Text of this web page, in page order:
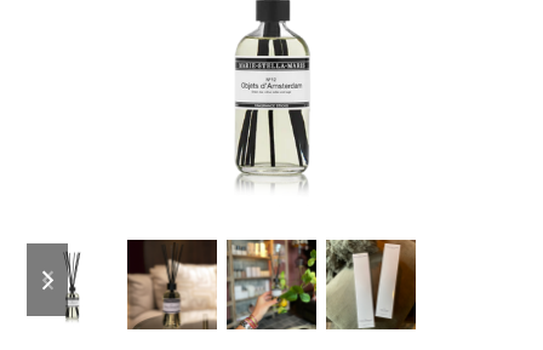
previous
slide
next
slide